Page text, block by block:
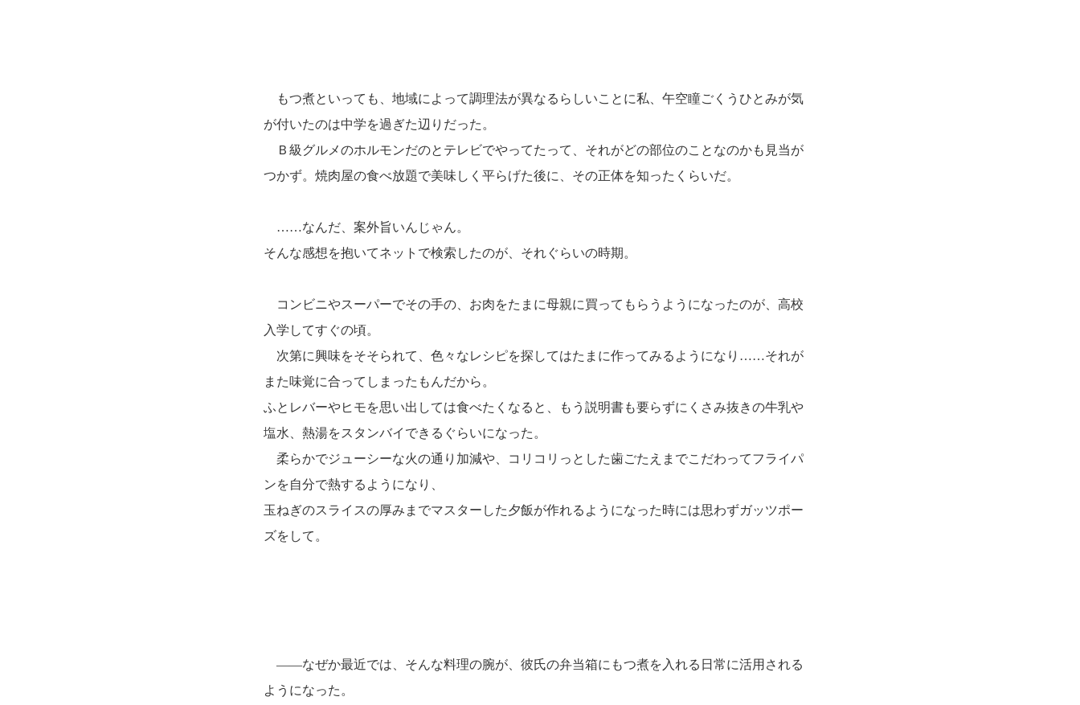
もつ煮といっても、地域によって調理法が異なるらしいことに私、午空瞳ごくうひとみが気
が付いたのは中学を過ぎた辺りだった。
Ｂ級グルメのホルモンだのとテレビでやってたって、それがどの部位のことなのかも見当が
つかず。焼肉屋の食べ放題で美味しく平らげた後に、その正体を知ったくらいだ。
……なんだ、案外旨いんじゃん。
そんな感想を抱いてネットで検索したのが、それぐらいの時期。
コンビニやスーパーでその手の、お肉をたまに母親に買ってもらうようになったのが、高校
入学してすぐの頃。
次第に興味をそそられて、色々なレシピを探してはたまに作ってみるようになり……それが
また味覚に合ってしまったもんだから。
ふとレバーやヒモを思い出しては食べたくなると、もう説明書も要らずにくさみ抜きの牛乳や
塩水、熱湯をスタンバイできるぐらいになった。
柔らかでジューシーな火の通り加減や、コリコリっとした歯ごたえまでこだわってフライパ
ンを自分で熱するようになり、
玉ねぎのスライスの厚みまでマスターした夕飯が作れるようになった時には思わずガッツポー
ズをして。
――なぜか最近では、そんな料理の腕が、彼氏の弁当箱にもつ煮を入れる日常に活用される
ようになった。